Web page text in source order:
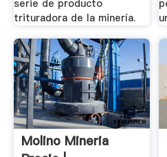
serie de producto
trituradora de la minería.
Molino Mineria